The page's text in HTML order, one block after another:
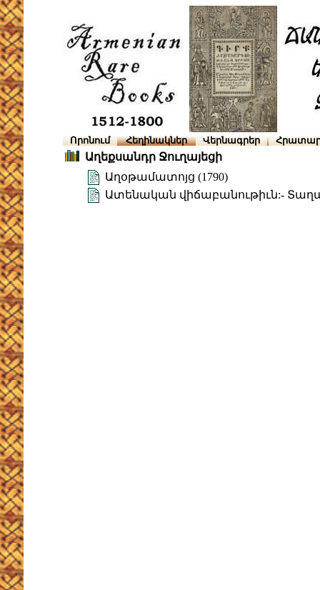
Որոնում Հեղինակներ Վերնագրեր
Աղեքսանդր Ջուղայեցի
Աղօթամատոյց (1790)
Ատենական վիճաբանութիւն:-